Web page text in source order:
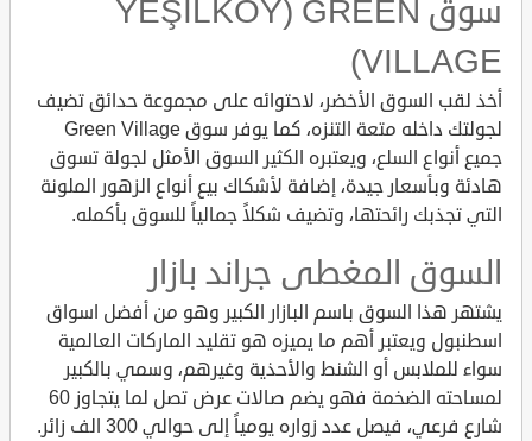
سوق YEŞILKÖY) GREEN
VILLAGE)
أخذ لقب السوق الأخضر، لاحتوائه على مجموعة حدائق تضيف
لجولتك داخله متعة التنزه، كما يوفر سوق Green Village
جميع أنواع السلع، ويعتبره الكثير السوق الأمثل لجولة تسوق
هادئة وبأسعار جيدة، إضافة لأشكاك بيع أنواع الزهور الملونة
التي تجذبك رائحتها، وتضيف شكلاً جمالياً للسوق بأكمله.
السوق المغطى جراند بازار
يشتهر هذا السوق باسم البازار الكبير وهو من أفضل اسواق
اسطنبول ويعتبر أهم ما يميزه هو تقليد الماركات العالمية
سواء للملابس أو الشنط والأحذية وغيرهم، وسمي بالكبير
لمساحته الضخمة فهو يضم صالات عرض تصل لما يتجاوز 60
شارع فرعي، فيصل عدد زواره يومياً إلى حوالي 300 الف زائر.